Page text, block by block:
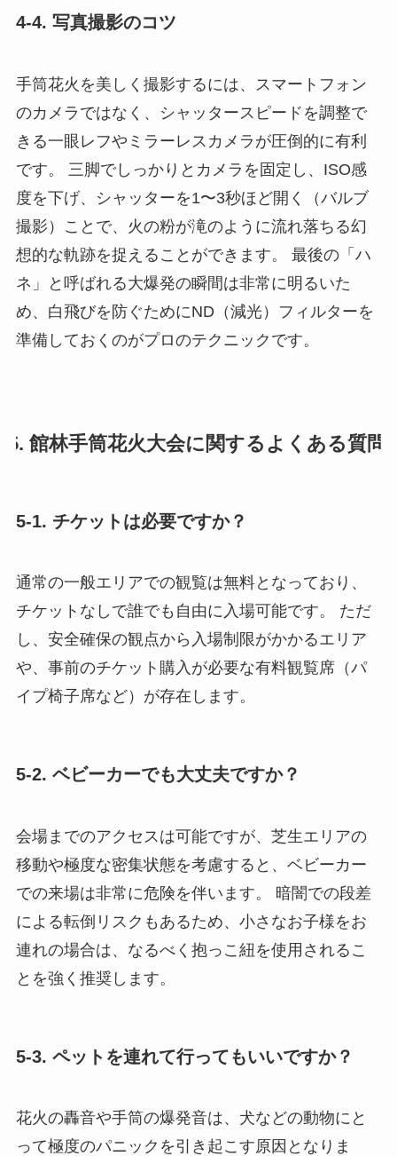
4-4. 写真撮影のコツ
手筒花火を美しく撮影するには、スマートフォン
のカメラではなく、シャッタースピードを調整で
きる一眼レフやミラーレスカメラが圧倒的に有利
です。 三脚でしっかりとカメラを固定し、ISO感
度を下げ、シャッターを1〜3秒ほど開く（バルブ
撮影）ことで、火の粉が滝のように流れ落ちる幻
想的な軌跡を捉えることができます。 最後の「ハ
ネ」と呼ばれる大爆発の瞬間は非常に明るいた
め、白飛びを防ぐためにND（減光）フィルターを
準備しておくのがプロのテクニックです。
5. 館林手筒花火大会に関するよくある質問
5-1. チケットは必要ですか？
通常の一般エリアでの観覧は無料となっており、
チケットなしで誰でも自由に入場可能です。 ただ
し、安全確保の観点から入場制限がかかるエリア
や、事前のチケット購入が必要な有料観覧席（パ
イプ椅子席など）が存在します。
5-2. ベビーカーでも大丈夫ですか？
会場までのアクセスは可能ですが、芝生エリアの
移動や極度な密集状態を考慮すると、ベビーカー
での来場は非常に危険を伴います。 暗闇での段差
による転倒リスクもあるため、小さなお子様をお
連れの場合は、なるべく抱っこ紐を使用されるこ
とを強く推奨します。
5-3. ペットを連れて行ってもいいですか？
花火の轟音や手筒の爆発音は、犬などの動物にと
って極度のパニックを引き起こす原因となりま